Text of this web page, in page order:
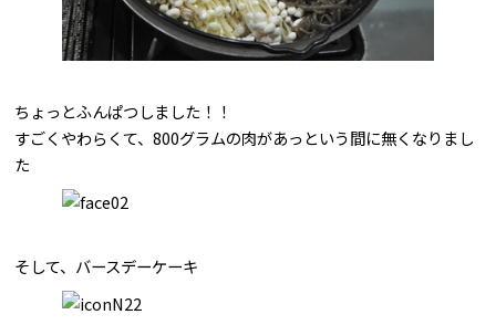
ちょっとふんぱつしました！！
すごくやわらくて、800グラムの肉があっという間に無くなりまし
た
そして、バースデーケーキ